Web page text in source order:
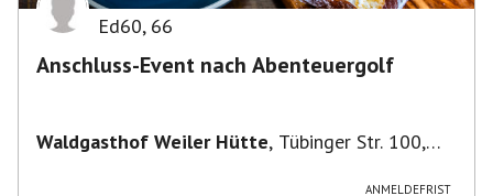
Ed60, 66
Anschluss-Event nach Abenteuergolf
Waldgasthof Weiler Hütte, Tübinger Str. 100,
ANMELDEFRIST